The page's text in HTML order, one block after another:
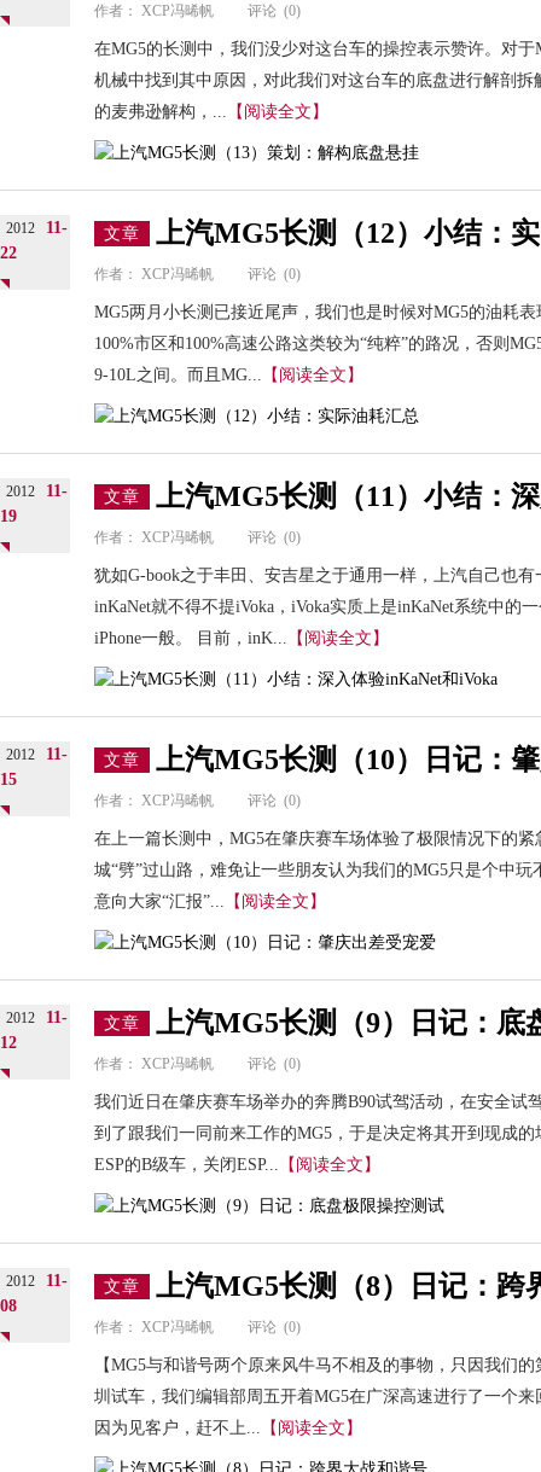
作者： XCP冯晞帆 评论 (0)
在MG5的长测中，我们没少对这台车的操控表示赞许。对
机械中找到其中原因，对此我们对这台车的底盘进行解剖
的麦弗逊解构，... 【阅读全文】
2012
11-
22
文章 上汽MG5长测（12）小结：
作者： XCP冯晞帆 评论 (0)
MG5两月小长测已接近尾声，我们也是时候对MG5的油耗
100%市区和100%高速公路这类较为“纯粹”的路况，否则
9-10L之间。而且MG... 【阅读全文】
2012
11-
19
文章 上汽MG5长测（11）小结：
作者： XCP冯晞帆 评论 (0)
犹如G-book之于丰田、安吉星之于通用一样，上汽自己也
inKaNet就不得不提iVoka，iVoka实质上是inKaNet系统中的
iPhone一般。 目前，inK... 【阅读全文】
2012
11-
15
文章 上汽MG5长测（10）日记：
作者： XCP冯晞帆 评论 (0)
在上一篇长测中，MG5在肇庆赛车场体验了极限情况下的
城“劈”过山路，难免让一些朋友认为我们的MG5只是个中
意向大家“汇报”... 【阅读全文】
2012
11-
12
文章 上汽MG5长测（9）日记：底
作者： XCP冯晞帆 评论 (0)
我们近日在肇庆赛车场举办的奔腾B90试驾活动，在安全试
到了跟我们一同前来工作的MG5，于是决定将其开到现成
ESP的B级车，关闭ESP... 【阅读全文】
2012
11-
08
文章 上汽MG5长测（8）日记：跨
作者： XCP冯晞帆 评论 (0)
【MG5与和谐号两个原来风牛马不相及的事物，只因我们
圳试车，我们编辑部周五开着MG5在广深高速进行了一个
因为见客户，赶不上... 【阅读全文】